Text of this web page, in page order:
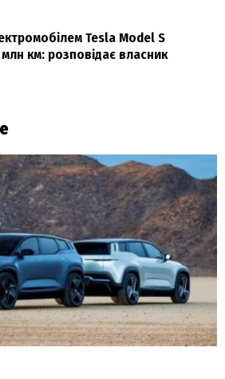
Tesla Model S
млн км: розповідає власник